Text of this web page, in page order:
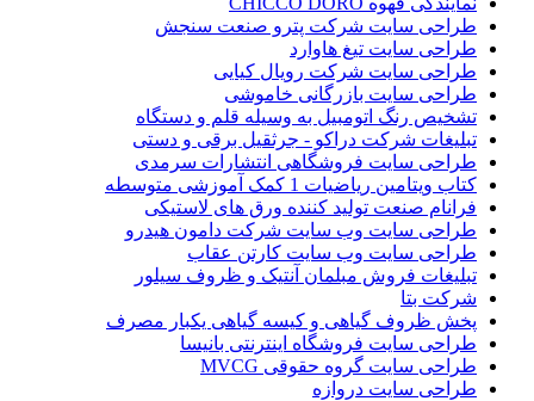
طراحی سایت شرکت پترو صنعت سنجش
طراحی سایت تیغ هاوارد
طراحی سایت شرکت رویال کیایی
طراحی سایت بازرگانی خاموشی
تشخیص رنگ اتومبیل به وسیله قلم و دستگاه
تبلیغات شرکت دراکو - جرثقیل برقی و دستی
طراحی سایت فروشگاهی انتشارات سرمدی
کتاب ویتامین ریاضیات 1 کمک آموزشی متوسطه
فرانام صنعت تولید کننده ورق های لاستیکی
طراحی سایت وب سایت شرکت دامون هیدرو
طراحی سایت وب سایت کارتن عقاب
تبلیغات فروش مبلمان آنتیک و ظروف سیلور
شرکت بتا
پخش ظروف گیاهی و کیسه گیاهی یکبار مصرف
طراحی سایت فروشگاه اینترنتی بانیسا
طراحی سایت گروه حقوقی MVCG
طراحی سایت دروازه